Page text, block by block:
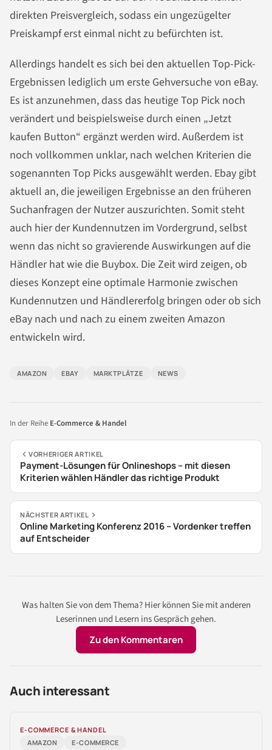
direkten Preisvergleich, sodass ein ungezügelter
Preiskampf erst einmal nicht zu befürchten ist.
Allerdings handelt es sich bei den aktuellen Top-Pick-
Ergebnissen lediglich um erste Gehversuche von eBay.
Es ist anzunehmen, dass das heutige Top Pick noch
verändert und beispielsweise durch einen „Jetzt
kaufen Button“ ergänzt werden wird. Außerdem ist
noch vollkommen unklar, nach welchen Kriterien die
sogenannten Top Picks ausgewählt werden. Ebay gibt
aktuell an, die jeweiligen Ergebnisse an den früheren
Suchanfragen der Nutzer auszurichten. Somit steht
auch hier der Kundennutzen im Vordergrund, selbst
wenn das nicht so gravierende Auswirkungen auf die
Händler hat wie die Buybox. Die Zeit wird zeigen, ob
dieses Konzept eine optimale Harmonie zwischen
Kundennutzen und Händlererfolg bringen oder ob sich
eBay nach und nach zu einem zweiten Amazon
entwickeln wird.
AMAZON EBAY MARKTPLÄTZE NEWS
In der Reihe E-Commerce & Handel
VORHERIGER ARTIKEL
Payment-Lösungen für Onlineshops – mit diesen
Kriterien wählen Händler das richtige Produkt
NÄCHSTER ARTIKEL
Online Marketing Konferenz 2016 – Vordenker treffen
auf Entscheider
Was halten Sie von dem Thema? Hier können Sie mit anderen
Leserinnen und Lesern ins Gespräch gehen.
Zu den Kommentaren
Auch interessant
E-COMMERCE & HANDEL
AMAZON
E-COMMERCE